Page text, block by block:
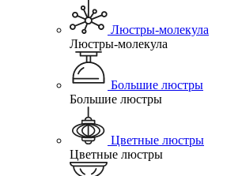
Люстры-молекула
Люстры-молекула
Большие люстры
Большие люстры
Цветные люстры
Цветные люстры